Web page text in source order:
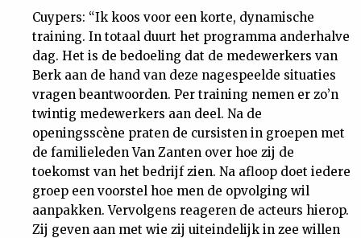
Cuypers: “Ik koos voor een korte, dynamische
training. In totaal duurt het programma anderhalve
dag. Het is de bedoeling dat de medewerkers van
Berk aan de hand van deze nagespeelde situaties
vragen beantwoorden. Per training nemen er zo’n
twintig medewerkers aan deel. Na de
openingsscène praten de cursisten in groepen met
de familieleden Van Zanten over hoe zij de
toekomst van het bedrijf zien. Na afloop doet iedere
groep een voorstel hoe men de opvolging wil
aanpakken. Vervolgens reageren de acteurs hierop.
Zij geven aan met wie zij uiteindelijk in zee willen